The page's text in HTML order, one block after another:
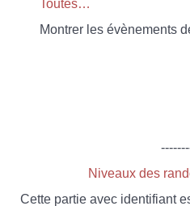
Toutes…
Montrer les évènements
Niveaux des
Cette partie avec identifiant